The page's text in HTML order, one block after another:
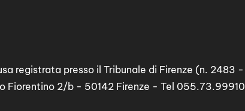
registrata presso il Tribunale di Firenze (n. 2483 -
Fiorentino 2/b - 50142 Firenze - Tel 055.73.99910